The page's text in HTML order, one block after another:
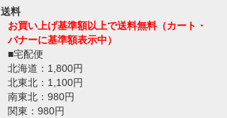
送料
お買い上げ基準額以上で送料無料（カート・
バナーに基準額表示中）
■宅配便
北海道：1,800円
北東北：1,100円
南東北：980円
関東：980円